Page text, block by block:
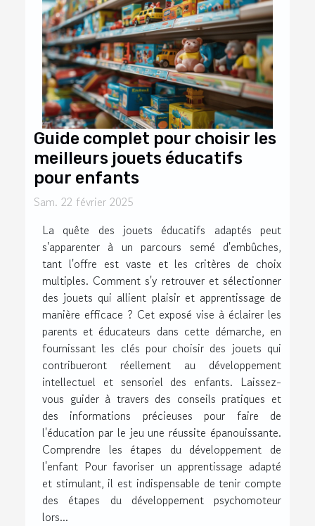
Guide complet pour choisir les
meilleurs jouets éducatifs
pour enfants
Sam. 22 février 2025
La quête des jouets éducatifs adaptés peut
s'apparenter à un parcours semé d'embûches,
tant l'offre est vaste et les critères de choix
multiples. Comment s'y retrouver et sélectionner
des jouets qui allient plaisir et apprentissage de
manière efficace ? Cet exposé vise à éclairer les
parents et éducateurs dans cette démarche, en
fournissant les clés pour choisir des jouets qui
contribueront réellement au développement
intellectuel et sensoriel des enfants. Laissez-
vous guider à travers des conseils pratiques et
des informations précieuses pour faire de
l'éducation par le jeu une réussite épanouissante.
Comprendre les étapes du développement de
l'enfant Pour favoriser un apprentissage adapté
et stimulant, il est indispensable de tenir compte
des étapes du développement psychomoteur
lors...